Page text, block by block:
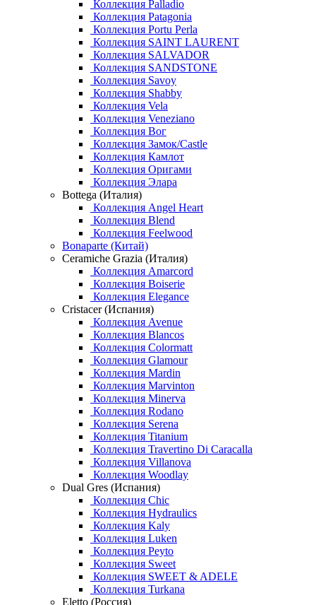
Коллекция Palladio
Коллекция Patagonia
Коллекция Portu Perla
Коллекция SAINT LAURENT
Коллекция SALVADOR
Коллекция SANDSTONE
Коллекция Savoy
Коллекция Shabby
Коллекция Vela
Коллекция Veneziano
Коллекция Вог
Коллекция Замок/Castle
Коллекция Камлот
Коллекция Оригами
Коллекция Элара
Bottega (Италия)
Коллекция Angel Heart
Коллекция Blend
Коллекция Feelwood
Bonaparte (Китай)
Ceramiche Grazia (Италия)
Коллекция Amarcord
Коллекция Boiserie
Коллекция Elegance
Cristacer (Испания)
Коллекция Avenue
Коллекция Blancos
Коллекция Colormatt
Коллекция Glamour
Коллекция Mardin
Коллекция Marvinton
Коллекция Minerva
Коллекция Rodano
Коллекция Serena
Коллекция Titanium
Коллекция Travertino Di Caracalla
Коллекция Villanova
Коллекция Woodlay
Dual Gres (Испания)
Коллекция Chic
Коллекция Hydraulics
Коллекция Kaly
Коллекция Luken
Коллекция Peyto
Коллекция Sweet
Коллекция SWEET & ADELE
Коллекция Turkana
Eletto (Россия)